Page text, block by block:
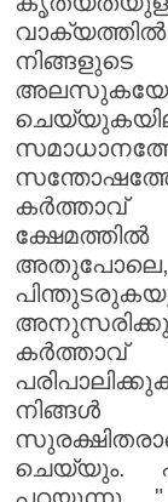
കർത്താവ്
കർത്താവ്
ചെയ്യും.